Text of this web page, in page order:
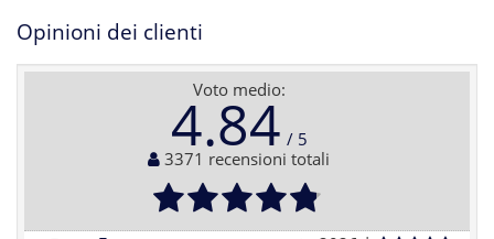
Opinioni dei clienti
Voto medio:
4.84
3371 recensioni totali